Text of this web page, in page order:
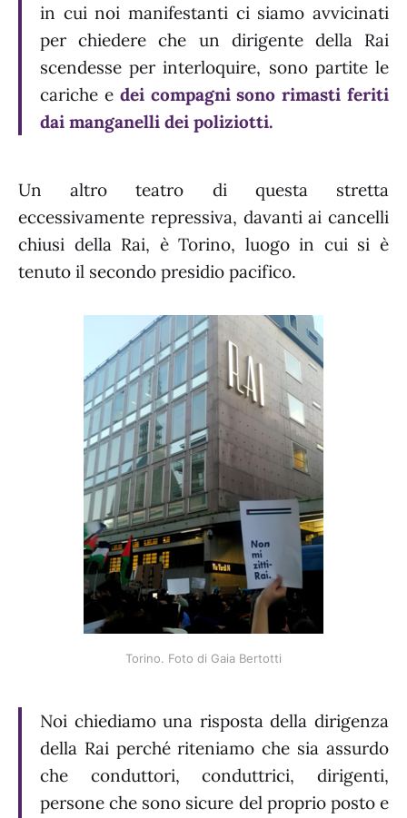
in cui noi manifestanti ci siamo avvicinati
per chiedere che un dirigente della Rai
scendesse per interloquire, sono partite le
cariche e dei compagni sono rimasti feriti
dai manganelli dei poliziotti.
Un altro teatro di questa stretta
eccessivamente repressiva, davanti ai cancelli
chiusi della Rai, è Torino, luogo in cui si è
tenuto il secondo presidio pacifico.
Torino. Foto di Gaia Bertotti
Noi chiediamo una risposta della dirigenza
della Rai perché riteniamo che sia assurdo
che conduttori, conduttrici, dirigenti,
persone che sono sicure del proprio posto e